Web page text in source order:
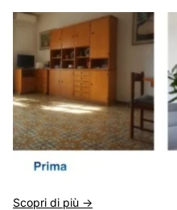
Scopri di più ->